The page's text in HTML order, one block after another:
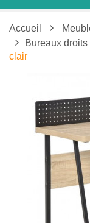
Accueil
Bureaux droits
clair